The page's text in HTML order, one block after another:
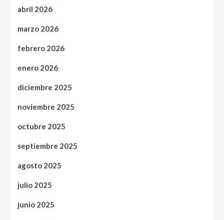
abril 2026
marzo 2026
febrero 2026
enero 2026
diciembre 2025
noviembre 2025
octubre 2025
septiembre 2025
agosto 2025
julio 2025
junio 2025